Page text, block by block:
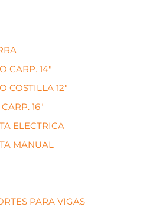
CARP. 14"
COSTILLA 12"
16"
ELECTRICA
MANUAL
PARA VIGAS